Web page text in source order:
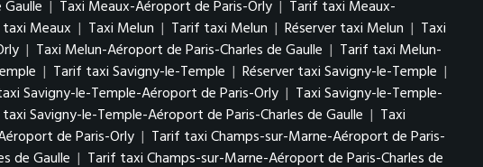
| Taxi Meaux-Aéroport de Paris-Orly | Tarif taxi Meaux-
taxi Meaux | Taxi Melun | Tarif taxi Melun | Réserver taxi Melun | Taxi
| Taxi Melun-Aéroport de Paris-Charles de Gaulle | Tarif taxi Melun-
| Tarif taxi Savigny-le-Temple | Réserver taxi Savigny-le-Temple |
Savigny-le-Temple-Aéroport de Paris-Orly | Taxi Savigny-le-Temple-
taxi Savigny-le-Temple-Aéroport de Paris-Charles de Gaulle | Taxi
de Paris-Orly | Tarif taxi Champs-sur-Marne-Aéroport de Paris-
de Gaulle | Tarif taxi Champs-sur-Marne-Aéroport de Paris-Charles de